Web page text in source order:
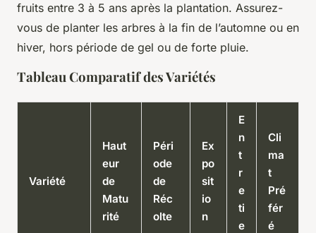
fruits entre 3 à 5 ans après la plantation. Assurez-
vous de planter les arbres à la fin de l’automne ou en
hiver, hors période de gel ou de forte pluie.
Tableau Comparatif des Variétés
Variété
Haut
eur
de
Matu
rité
Péri
ode
de
Réc
olte
Ex
po
sit
io
n
E
n
t
r
e
ti
e
Cli
ma
t
Pré
fér
é